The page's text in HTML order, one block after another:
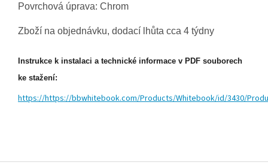
Povrchová úprava: Chrom
Zboží na objednávku, dodací lhůta cca 4 týdny
Instrukce k instalaci a technické informace v PDF souborech
ke stažení:
https://https://bbwhitebook.com/Products/Whitebook/id/3430/